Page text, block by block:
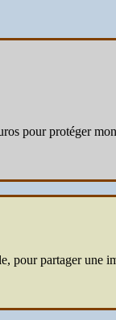
pour protéger
pour partager une